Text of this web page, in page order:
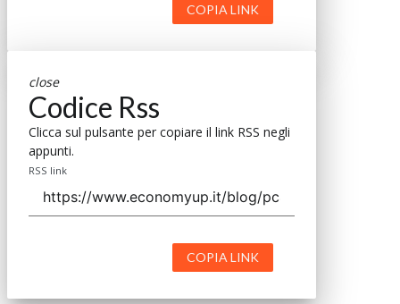
COPIA LINK
close
Codice Rss
Clicca sul pulsante per copiare il link RSS negli
appunti.
RSS link
COPIA LINK